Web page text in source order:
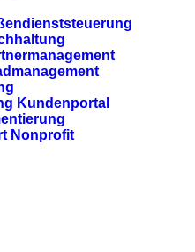
Kundenportal
Nonprofit